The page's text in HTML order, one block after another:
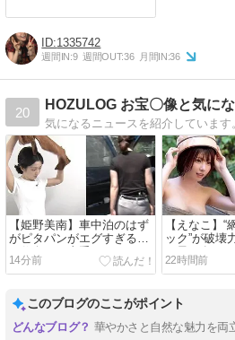
1335742
週間IN:9 週間OUT:36 月間IN:36
20
HOZULOG お宝〇像と気に
【姫野美南】車中泊のはず
がピタパンがエグすぎるｗ
ｗ仰向け＆土手もくっきり
で視聴率爆上がり中！【動
15分前
【えなこ】
ック”が破壊
レ界の女王
尻”の芸術に
22時間前
このブログのここがポイント
華やかさと自然な魅力を両